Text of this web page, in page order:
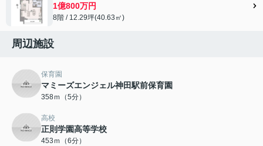
1億800万円
8階 / 12.29坪(40.63㎡)
周辺施設
保育園
マミーズエンジェル神田駅前保育園
358ｍ（5分）
高校
正則学園高等学校
453ｍ（6分）